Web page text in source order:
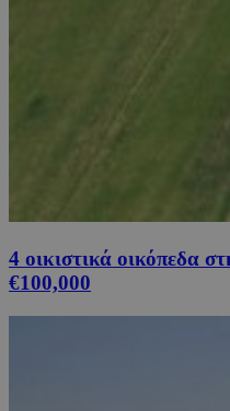
4 οικιστικά οικόπεδα
€100,000